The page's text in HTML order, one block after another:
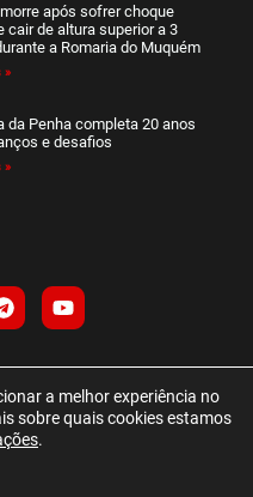
após sofrer choque
cair de altura superior a 3
a Romaria do Muquém
»
da Penha completa 20 anos
e desafios
»
DIREITOS RESERVADOS
97 – ALFACOM
a melhor experiência no
sobre quais cookies estamos
.